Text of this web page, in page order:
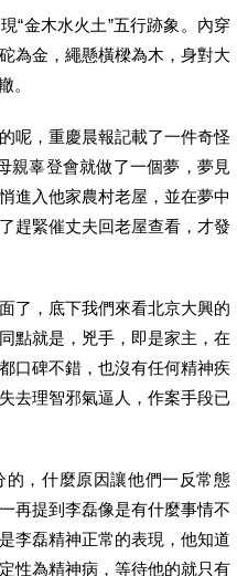
“金木水火土”五行跡象。內穿
為金，繩懸橫樑為木，身對大
。
呢，重慶晨報記載了一件奇怪
親辜登會就做了一個夢，夢見
進入他家農村老屋，並在夢中
趕緊催丈夫回老屋查看，才發
了，底下我們來看北京大興的
點就是，兇手，即是家主，在
口碑不錯，也沒有任何精神疾
去理智邪氣逼人，作案手段已
，什麼原因讓他們一反常態
再提到李磊像是有什麼事情不
李磊精神正常的表現，他知道
性為精神病，等待他的就只有